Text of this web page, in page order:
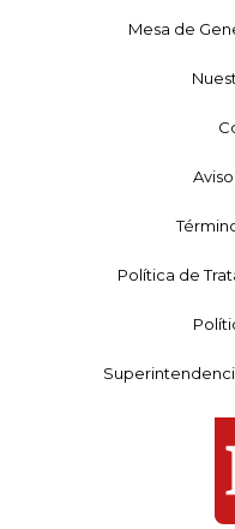
Mesa de
Política de